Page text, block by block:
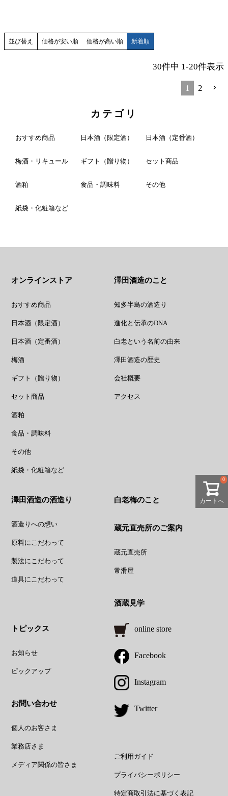
並び替え 価格が安い順 価格が高い順 新着順
30件中 1-20件表示
1 2
カテゴリ
おすすめ商品 日本酒（限定酒） 日本酒（定番酒）
梅酒・リキュール ギフト（贈り物） セット商品
酒粕 食品・調味料 その他
紙袋・化粧箱など
カートへ
0
オンラインストア
おすすめ商品
日本酒（限定酒）
日本酒（定番酒）
梅酒
ギフト（贈り物）
セット商品
酒粕
食品・調味料
その他
紙袋・化粧箱など
澤田酒造のこと
知多半島の酒造り
進化と伝承のDNA
白老という名前の由来
澤田酒造の歴史
会社概要
アクセス
澤田酒造の酒造り
酒造りへの想い
原料にこだわって
製法にこだわって
道具にこだわって
白老梅のこと
蔵元直売所のご案内
蔵元直売所
常滑屋
酒蔵見学
トピックス
お知らせ
ピックアップ
お問い合わせ
個人のお客さま
業務店さま
メディア関係の皆さま
online store
Facebook
Instagram
Twitter
ご利用ガイド
プライバシーポリシー
特定商取引法に基づく表記